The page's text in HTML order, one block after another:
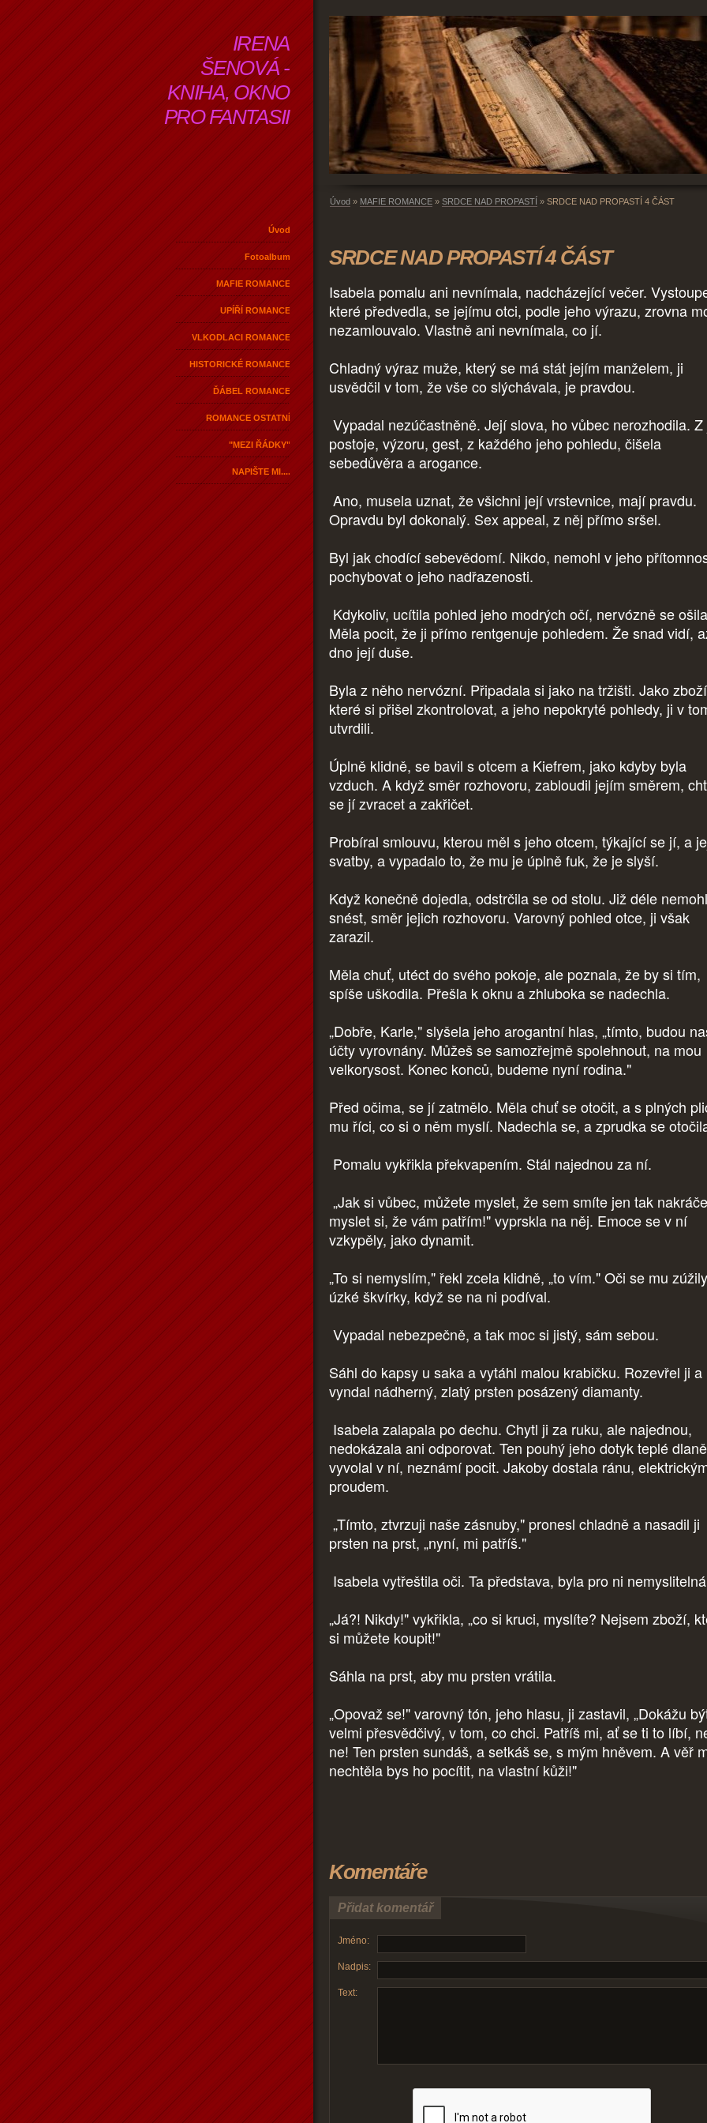
IRENA
ŠENOVÁ -
KNIHA, OKNO
PRO FANTASII
Úvod
Fotoalbum
MAFIE ROMANCE
UPÍŘÍ ROMANCE
VLKODLACI ROMANCE
HISTORICKÉ ROMANCE
ĎÁBEL ROMANCE
ROMANCE OSTATNÍ
"MEZI ŘÁDKY"
NAPIŠTE MI....
Úvod » MAFIE ROMANCE » SRDCE NAD PROPASTÍ » SRDCE NAD PROPASTÍ 4 ČÁST
SRDCE NAD PROPASTÍ 4 ČÁST
Isabela pomalu ani nevnímala, nadcházející večer.
které předvedla, se jejímu otci, podle jeho výrazu, zrovna
nezamlouvalo. Vlastně ani nevnímala, co jí.
Chladný výraz muže, který se má stát jejím manželem, ji
usvědčil v tom, že vše co slýchávala, je pravdou.
Vypadal nezúčastněně. Její slova, ho vůbec nerozhodila.
postoje, výzoru, gest, z každého jeho pohledu, čišela
sebedůvěra a arogance.
Ano, musela uznat, že všichni její vrstevnice, mají pravdu.
Opravdu byl dokonalý. Sex appeal, z něj přímo sršel.
Byl jak chodící sebevědomí. Nikdo, nemohl v jeho
pochybovat o jeho nadřazenosti.
Kdykoliv, ucítila pohled jeho modrých očí, nervózně se
Měla pocit, že ji přímo rentgenuje pohledem. Že snad vidí,
dno její duše.
Byla z něho nervózní. Připadala si jako na tržišti. Jako
které si přišel zkontrolovat, a jeho nepokryté pohledy, ji v
utvrdili.
Úplně klidně, se bavil s otcem a Kiefrem, jako kdyby byla
vzduch. A když směr rozhovoru, zabloudil jejím směrem,
se jí zvracet a zakřičet.
Probíral smlouvu, kterou měl s jeho otcem, týkající se jí, a
svatby, a vypadalo to, že mu je úplně fuk, že je slyší.
Když konečně dojedla, odstrčila se od stolu. Již déle
snést, směr jejich rozhovoru. Varovný pohled otce, ji však
zarazil.
Měla chuť, utéct do svého pokoje, ale poznala, že by si tím,
spíše uškodila. Přešla k oknu a zhluboka se nadechla.
„Dobře, Karle," slyšela jeho arogantní hlas, „tímto, budou
účty vyrovnány. Můžeš se samozřejmě spolehnout, na mou
velkorysost. Konec konců, budeme nyní rodina."
Před očima, se jí zatmělo. Měla chuť se otočit, a s plných
mu říci, co si o něm myslí. Nadechla se, a zprudka se
Pomalu vykřikla překvapením. Stál najednou za ní.
„Jak si vůbec, můžete myslet, že sem smíte jen tak
myslet si, že vám patřím!" vyprskla na něj. Emoce se v ní
vzkypěly, jako dynamit.
„To si nemyslím," řekl zcela klidně, „to vím." Oči se mu
úzké škvírky, když se na ni podíval.
Vypadal nebezpečně, a tak moc si jistý, sám sebou.
Sáhl do kapsy u saka a vytáhl malou krabičku. Rozevřel ji a
vyndal nádherný, zlatý prsten posázený diamanty.
Isabela zalapala po dechu. Chytl ji za ruku, ale najednou,
nedokázala ani odporovat. Ten pouhý jeho dotyk teplé
vyvolal v ní, neznámí pocit. Jakoby dostala ránu,
proudem.
„Tímto, ztvrzuji naše zásnuby," pronesl chladně a nasadil ji
prsten na prst, „nyní, mi patříš."
Isabela vytřeštila oči. Ta představa, byla pro ni
„Já?! Nikdy!" vykřikla, „co si kruci, myslíte? Nejsem zboží,
si můžete koupit!"
Sáhla na prst, aby mu prsten vrátila.
„Opovaž se!" varovný tón, jeho hlasu, ji zastavil, „Dokážu
velmi přesvědčivý, v tom, co chci. Patříš mi, ať se ti to líbí,
ne! Ten prsten sundáš, a setkáš se, s mým hněvem. A věř
nechtěla bys ho pocítit, na vlastní kůži!"
Komentáře
Přidat komentář
Jméno:
Nadpis:
Text: